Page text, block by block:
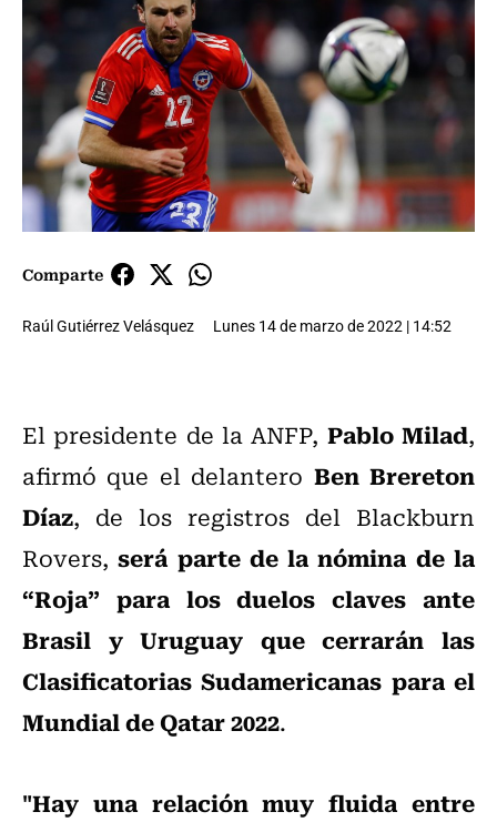
Comparte
Raúl Gutiérrez Velásquez Lunes 14 de marzo de 2022 | 14:52
El presidente de la ANFP, Pablo Milad,
afirmó que el delantero Ben Brereton
Díaz, de los registros del Blackburn
Rovers,será parte de la nómina de la
“Roja” para los duelos claves ante
Brasil y Uruguay que cerrarán las
Clasificatorias Sudamericanas para el
Mundial de Qatar 2022.
"Hay una relación muy fluida entre